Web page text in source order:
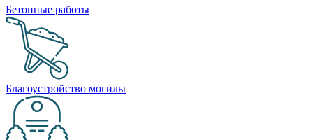
Бетонные работы
Благоустройство могилы